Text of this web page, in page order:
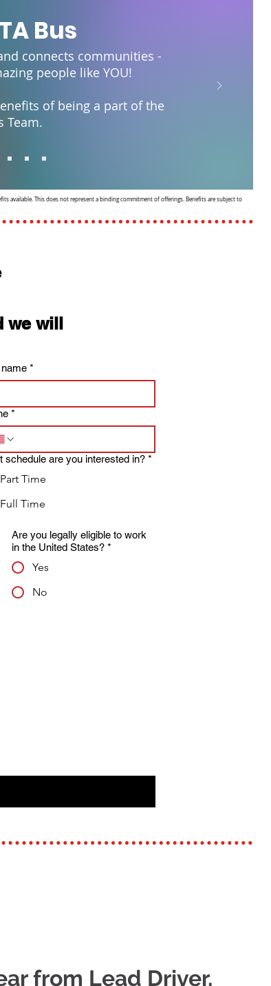
Bus
connects communities -
people like YOU!
of being a part of the
Team.
available. This does not represent a binding commitment of offerings. Benefits are subject to
we will
*
*
schedule are you interested in? *
Part Time
Full Time
Are you legally eligible to work
in the United States? *
Yes
No
from Lead Driver,